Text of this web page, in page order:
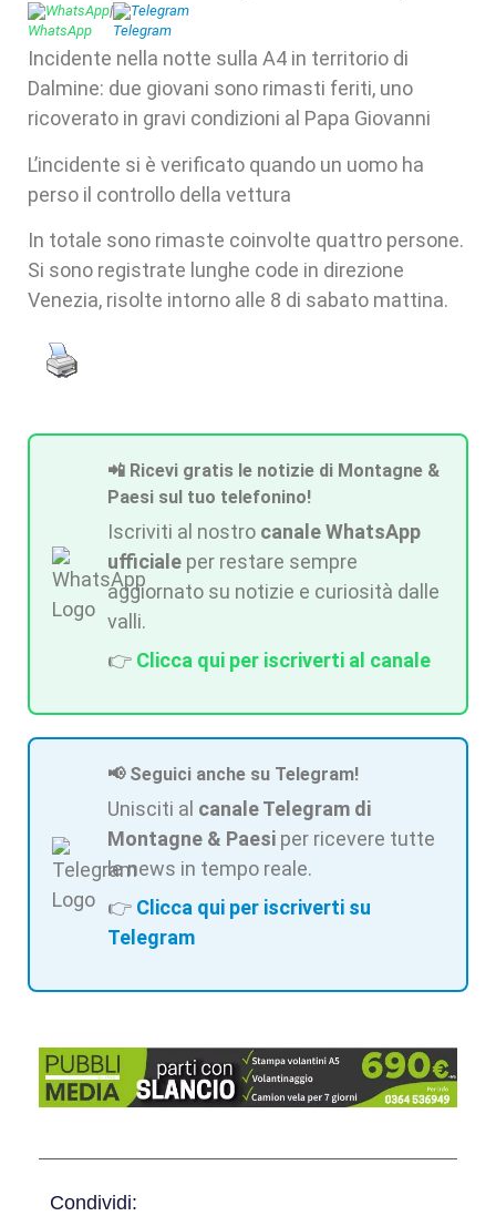
WhatsApp| Telegram
Incidente nella notte sulla A4 in territorio di
Dalmine: due giovani sono rimasti feriti, uno
ricoverato in gravi condizioni al Papa Giovanni
L’incidente si è verificato quando un uomo ha
perso il controllo della vettura
In totale sono rimaste coinvolte quattro persone.
Si sono registrate lunghe code in direzione
Venezia, risolte intorno alle 8 di sabato mattina.
📲 Ricevi gratis le notizie di Montagne &
Paesi sul tuo telefonino!
Iscriviti al nostro canale WhatsApp
ufficiale per restare sempre
aggiornato su notizie e curiosità dalle
valli.
👉 Clicca qui per iscriverti al canale
📢 Seguici anche su Telegram!
Unisciti al canale Telegram di
Montagne & Paesi per ricevere tutte
le news in tempo reale.
👉 Clicca qui per iscriverti su
Telegram
Condividi: